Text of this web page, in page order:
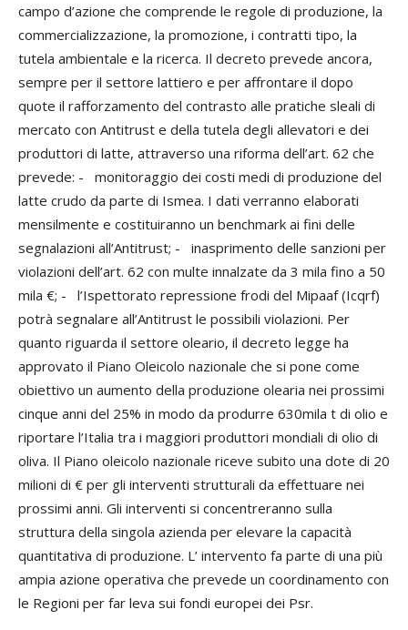
campo d’azione che comprende le regole di produzione, la
commercializzazione, la promozione, i contratti tipo, la
tutela ambientale e la ricerca. Il decreto prevede ancora,
sempre per il settore lattiero e per affrontare il dopo
quote il rafforzamento del contrasto alle pratiche sleali di
mercato con Antitrust e della tutela degli allevatori e dei
produttori di latte, attraverso una riforma dell’art. 62 che
prevede: - monitoraggio dei costi medi di produzione del
latte crudo da parte di Ismea. I dati verranno elaborati
mensilmente e costituiranno un benchmark ai fini delle
segnalazioni all’Antitrust; - inasprimento delle sanzioni per
violazioni dell’art. 62 con multe innalzate da 3 mila fino a 50
mila €; - l’Ispettorato repressione frodi del Mipaaf (Icqrf)
potrà segnalare all’Antitrust le possibili violazioni. Per
quanto riguarda il settore oleario, il decreto legge ha
approvato il Piano Oleicolo nazionale che si pone come
obiettivo un aumento della produzione olearia nei prossimi
cinque anni del 25% in modo da produrre 630mila t di olio e
riportare l’Italia tra i maggiori produttori mondiali di olio di
oliva. Il Piano oleicolo nazionale riceve subito una dote di 20
milioni di € per gli interventi strutturali da effettuare nei
prossimi anni. Gli interventi si concentreranno sulla
struttura della singola azienda per elevare la capacità
quantitativa di produzione. L’ intervento fa parte di una più
ampia azione operativa che prevede un coordinamento con
le Regioni per far leva sui fondi europei dei Psr.